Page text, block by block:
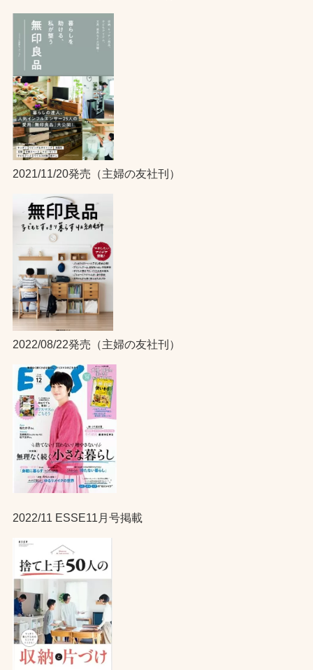
2021/11/20発売（主婦の友社刊）
2022/08/22発売（主婦の友社刊）
2022/11 ESSE11月号掲載